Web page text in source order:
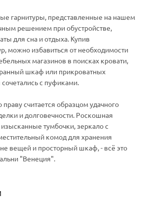
гарнитуры, представленные на нашем
решением при обустройстве,
для сна и отдыха. Купив
можно избавиться от необходимости
магазинов в поисках кровати,
шкаф или прикроватных
с пуфиками.
считается образцом удачного
и долговечности. Роскошная
изысканные тумбочки, зеркало с
комод для хранения
вещей и просторный шкаф, - всё это
"Венеция".